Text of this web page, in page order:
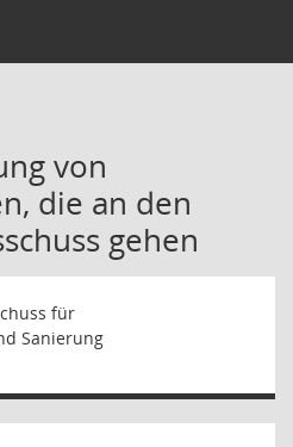
von
die an den
gehen
für
Sanierung